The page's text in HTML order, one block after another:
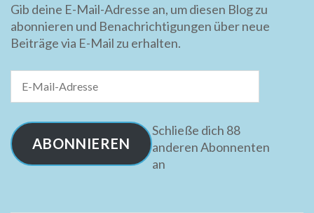
Gib deine E-Mail-Adresse an, um diesen Blog zu
abonnieren und Benachrichtigungen über neue
Beiträge via E-Mail zu erhalten.
Mail-
ABONNIEREN
Schließe dich 88
anderen Abonnenten
an